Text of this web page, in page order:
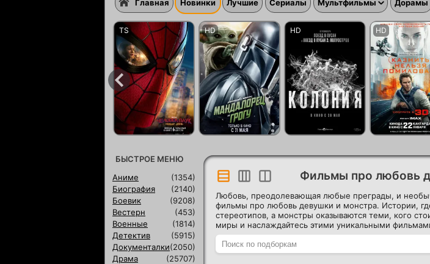
Фильмы про любовь
Любовь, преодолевающая любые преграды, и
фильмы про любовь девушки и монстра. Истории,
стереотипов, а монстры оказываются теми, кого
миры и наслаждайтесь этими уникальными
БЫСТРОЕ МЕНЮ
Аниме
(1354)
Биография
(2140)
Боевик
(9208)
Вестерн
(453)
Военные
(1814)
Детектив
(5915)
Документалки(2050)
Драма
(25707)
Главная Новинки Лучшие Сериалы Мультфильмы Дорамы